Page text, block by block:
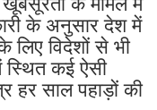
के अनुसार देश में
विदेशों से भी
स्थित कई ऐसी
हर साल पहाड़ों की